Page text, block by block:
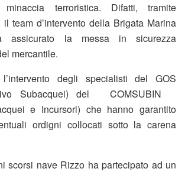
terroristica. Difatti, tramite
team d’intervento della Brigata Marina
assicurato la messa in sicurezza
mercantile.
degli specialisti del GOS
Subacquei) del COMSUBIN
e Incursori) che hanno garantito
ordigni collocati sotto la carena
scorsi nave Rizzo ha partecipato ad un